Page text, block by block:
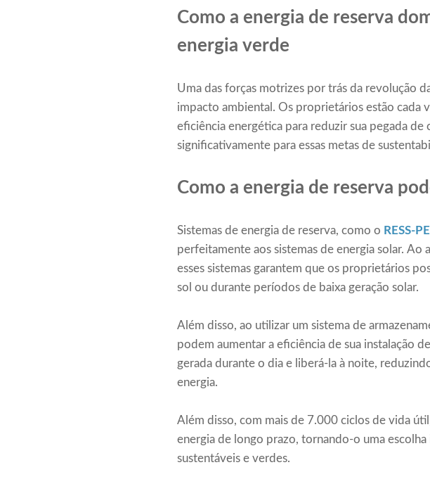
Como a energia de reserva
energia verde
Uma das forças motrizes por trás da revolução
impacto ambiental. Os proprietários estão cada
eficiência energética para reduzir sua pegada
significativamente para essas metas de
Como a energia de reserva
Sistemas de energia de reserva, como o RESS-
perfeitamente aos sistemas de energia solar. Ao
esses sistemas garantem que os proprietários
sol ou durante períodos de baixa geração solar.
Além disso, ao utilizar um sistema de
podem aumentar a eficiência de sua instalação
gerada durante o dia e liberá-la à noite,
energia.
Além disso, com mais de 7.000 ciclos de vida
energia de longo prazo, tornando-o uma
sustentáveis ​​e verdes.